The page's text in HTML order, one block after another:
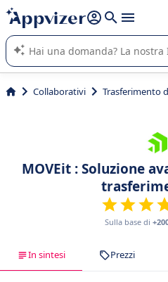
righe con
shift + enter
L'IA di Appvizer vi guida nell'utilizzo
software SaaS per la vostra azienda.
Collaborativi Trasferimento
MOVEit : Soluzione
Sulla base di
In sintesi Prezzi